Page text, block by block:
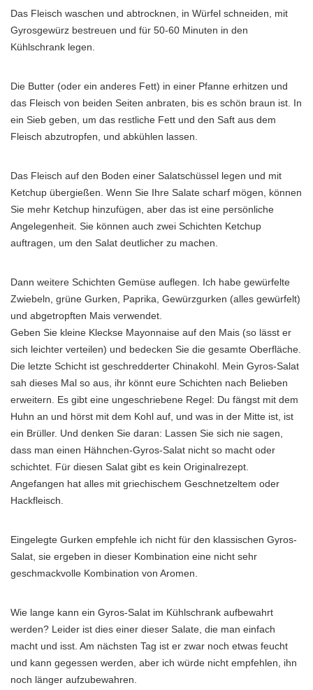
Das Fleisch waschen und abtrocknen, in Würfel schneiden, mit
Gyrosgewürz bestreuen und für 50-60 Minuten in den
Kühlschrank legen.
Die Butter (oder ein anderes Fett) in einer Pfanne erhitzen und
das Fleisch von beiden Seiten anbraten, bis es schön braun ist. In
ein Sieb geben, um das restliche Fett und den Saft aus dem
Fleisch abzutropfen, und abkühlen lassen.
Das Fleisch auf den Boden einer Salatschüssel legen und mit
Ketchup übergießen. Wenn Sie Ihre Salate scharf mögen, können
Sie mehr Ketchup hinzufügen, aber das ist eine persönliche
Angelegenheit. Sie können auch zwei Schichten Ketchup
auftragen, um den Salat deutlicher zu machen.
Dann weitere Schichten Gemüse auflegen. Ich habe gewürfelte
Zwiebeln, grüne Gurken, Paprika, Gewürzgurken (alles gewürfelt)
und abgetropften Mais verwendet.
Geben Sie kleine Kleckse Mayonnaise auf den Mais (so lässt er
sich leichter verteilen) und bedecken Sie die gesamte Oberfläche.
Die letzte Schicht ist geschredderter Chinakohl. Mein Gyros-Salat
sah dieses Mal so aus, ihr könnt eure Schichten nach Belieben
erweitern. Es gibt eine ungeschriebene Regel: Du fängst mit dem
Huhn an und hörst mit dem Kohl auf, und was in der Mitte ist, ist
ein Brüller. Und denken Sie daran: Lassen Sie sich nie sagen,
dass man einen Hähnchen-Gyros-Salat nicht so macht oder
schichtet. Für diesen Salat gibt es kein Originalrezept.
Angefangen hat alles mit griechischem Geschnetzeltem oder
Hackfleisch.
Eingelegte Gurken empfehle ich nicht für den klassischen Gyros-
Salat, sie ergeben in dieser Kombination eine nicht sehr
geschmackvolle Kombination von Aromen.
Wie lange kann ein Gyros-Salat im Kühlschrank aufbewahrt
werden? Leider ist dies einer dieser Salate, die man einfach
macht und isst. Am nächsten Tag ist er zwar noch etwas feucht
und kann gegessen werden, aber ich würde nicht empfehlen, ihn
noch länger aufzubewahren.